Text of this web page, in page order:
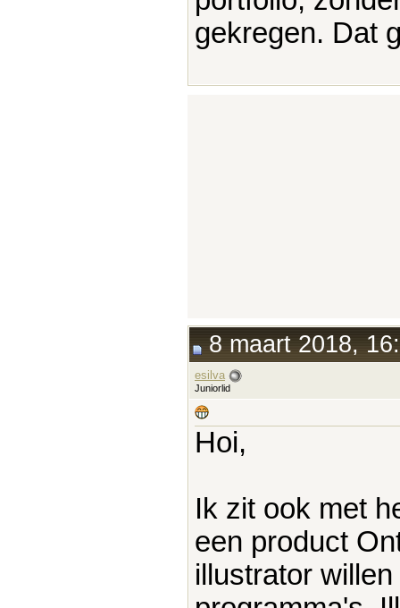
gekregen. Dat
8 maart 2018,
esilva
Juniorlid
Hoi,
Ik zit ook met
een product
illustrator